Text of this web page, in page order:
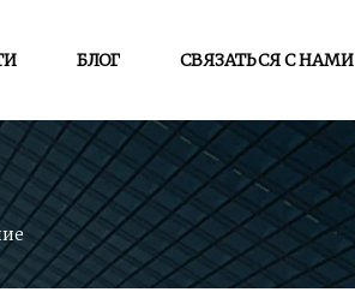
БЛОГ СВЯЗАТЬСЯ С НАМИ